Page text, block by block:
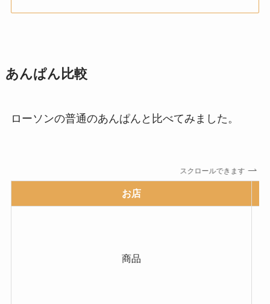
あんぱん比較
ローソンの普通のあんぱんと比べてみました。
スクロールできます
お店
商品